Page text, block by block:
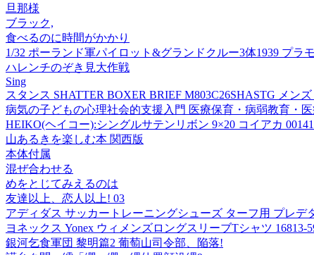
旦那様
ブラック,
食べるのに時間がかかり
1/32 ポーランド軍パイロット&グランドクルー3体1939 プラ
ハレンチのぞき見大作戦
Sing
スタンス SHATTER BOXER BRIEF M803C26SHASTG メン
病気の子どもの心理社会的支援入門 医療保育・病弱教育・
HEIKO(ヘイコー):シングルサテンリボン 9×20 コイアカ
山あるきを楽しむ本 関西版
本体付属
混ぜ合わせる
めをとじてみえるのは
友達以上、恋人以上! 03
アディダス サッカートレーニングシューズ ターフ用 プレデ
ヨネックス Yonex ウィメンズロングスリーブTシャツ 16813-
銀河乞食軍団 黎明篇2 葡萄山司令部、陥落!